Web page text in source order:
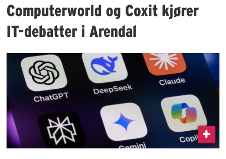
Computerworld og Coxit kjører
IT-debatter i Arendal